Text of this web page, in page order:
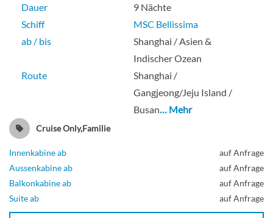
Dauer
9 Nächte
Schiff
MSC Bellissima
ab / bis
Shanghai / Asien &
Indischer Ozean
Route
Shanghai /
Gangjeong/Jeju Island /
Busan… Mehr
Cruise Only,Familie
Innenkabine ab
auf Anfrage
Aussenkabine ab
auf Anfrage
Balkonkabine ab
auf Anfrage
Suite ab
auf Anfrage